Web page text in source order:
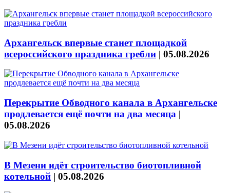
Архангельск впервые станет площадкой
всероссийского праздника гребли | 05.08.2026
Перекрытие Обводного канала в Архангельске
продлевается ещё почти на два месяца |
05.08.2026
В Мезени идёт строительство биотопливной
котельной | 05.08.2026